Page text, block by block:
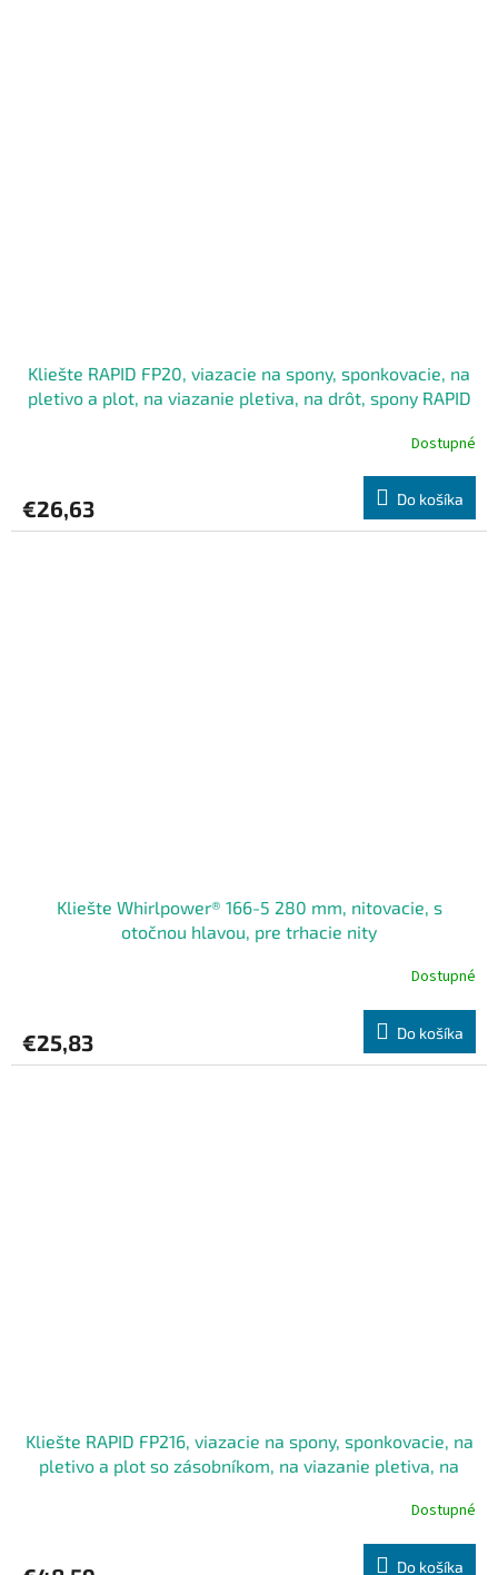
Kliešte RAPID FP20, viazacie na spony, sponkovacie, na
pletivo a plot, na viazanie pletiva, na drôt, spony RAPID
Dostupné
€26,63 Do košíka
Kliešte Whirlpower® 166-5 280 mm, nitovacie, s
otočnou hlavou, pre trhacie nity
Dostupné
€25,83 Do košíka
Kliešte RAPID FP216, viazacie na spony, sponkovacie, na
pletivo a plot so zásobníkom, na viazanie pletiva, na
Dostupné
Do košíka